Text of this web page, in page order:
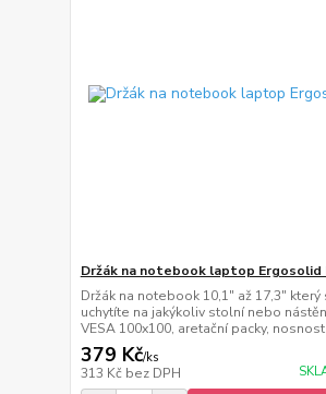
Držák na notebook laptop Ergosolid
Držák na notebook 10,1" až 17,3" který
uchytíte na jakýkoliv stolní nebo
VESA 100x100, aretační packy,
379 Kč/ks
313 Kč bez DPH